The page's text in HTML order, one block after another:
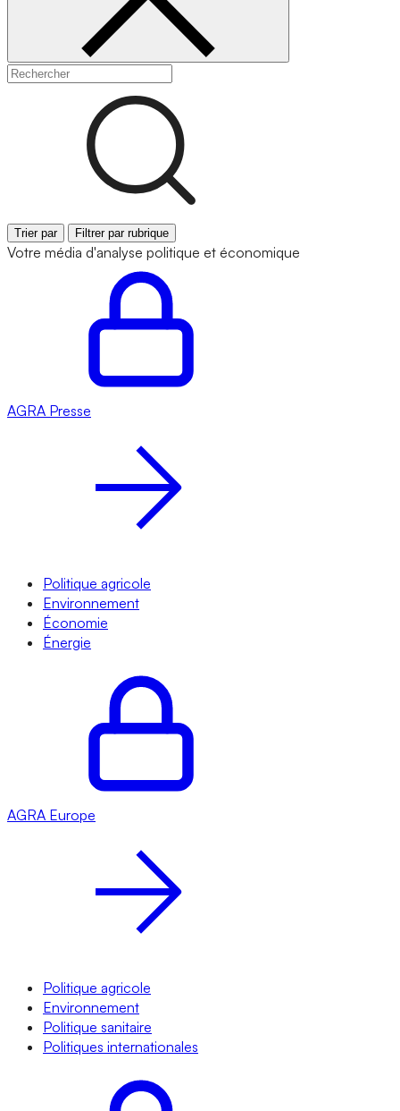
Trier par Filtrer par rubrique
Votre média d'analyse politique et économique
AGRA Presse
Politique agricole
Environnement
Économie
Énergie
AGRA Europe
Politique agricole
Environnement
Politique sanitaire
Politiques internationales